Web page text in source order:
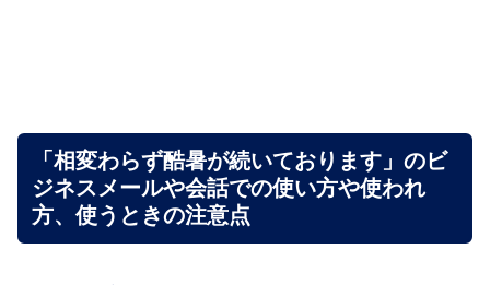
「相変わらず酷暑が続いております」のビ
ジネスメールや会話での使い方や使われ
方、使うときの注意点